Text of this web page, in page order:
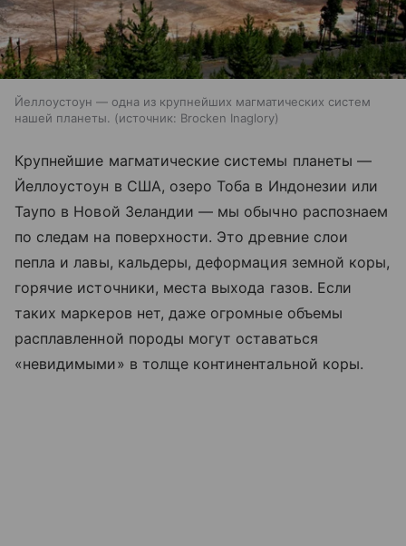
Йеллоустоун — одна из крупнейших магматических систем
нашей планеты.
источник: Brocken Inaglory
Крупнейшие магматические системы планеты —
Йеллоустоун в США, озеро Тоба в Индонезии или
Таупо в Новой Зеландии — мы обычно распознаем
по следам на поверхности. Это древние слои
пепла и лавы, кальдеры, деформация земной коры,
горячие источники, места выхода газов. Если
таких маркеров нет, даже огромные объемы
расплавленной породы могут оставаться
«невидимыми» в толще континентальной коры.